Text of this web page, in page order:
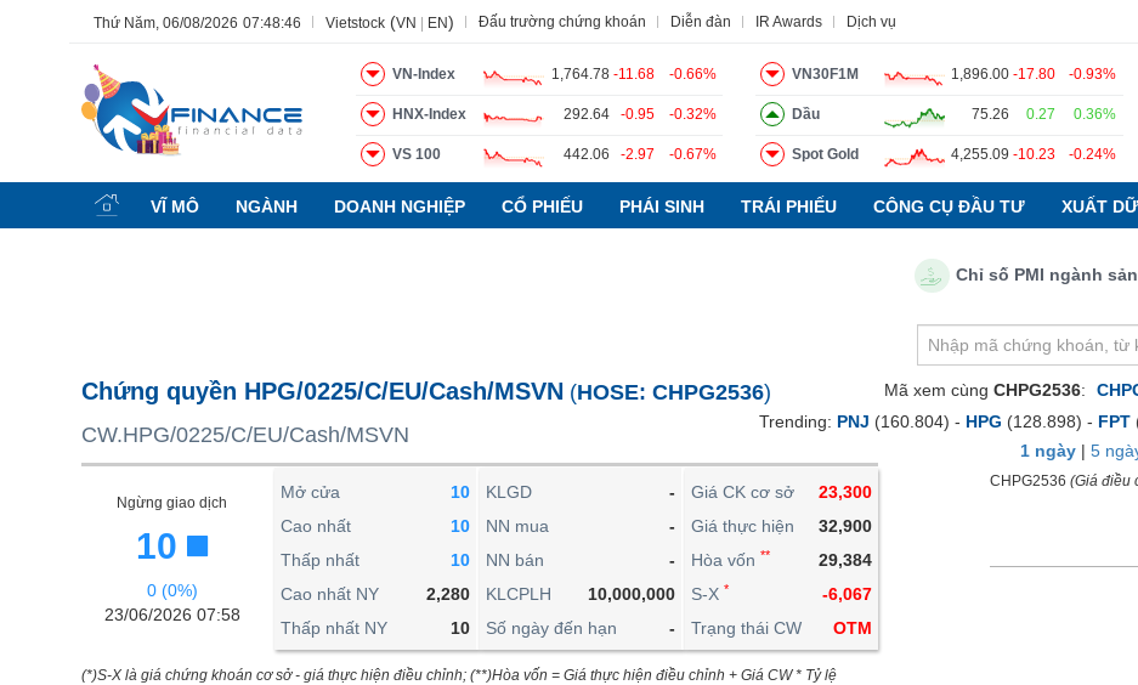
Thứ Năm, 06/08/2026 07:48:47 Vietstock (VN EN) Đấu trường chứng khoán Diễn đàn IR Awards Dịch vụ
VN-Index 1,764.78 -11.68 -0.66%
HNX-Index 292.64 -0.95 -0.32%
VS 100 442.06 -2.97 -0.67%
VN30F1M 1,896.00 -17.80 -0.93%
Dầu 75.26 0.27 0.36%
Spot Gold 4,255.09 -10.23 -0.24%
VĨ MÔ NGÀNH DOANH NGHIỆP CỔ PHIẾU PHÁI SINH TRÁI PHIẾU CÔNG CỤ ĐẦU TƯ XUẤT
Chỉ số PMI ngành sản
Chứng quyền HPG/0225/C/EU/Cash/MSVN (HOSE: CHPG2536)
CW.HPG/0225/C/EU/Cash/MSVN
Ngừng giao dịch
10
0 (0%)
23/06/2026 07:58
Mở cửa
10
Cao nhất
10
Thấp nhất
10
Cao nhất NY
2,280
Thấp nhất NY
10
KLGD
-
NN mua
-
NN bán
-
KLCPLH
10,000,000
Số ngày đến hạn
-
Giá CK cơ sở
23,300
Giá thực hiện
32,900
Hòa vốn **
29,384
S-X *
-6,067
Trạng thái CW
OTM
(*)S-X là giá chứng khoán cơ sở - giá thực hiện điều chỉnh; (**)Hòa vốn = Giá thực hiện điều chỉnh + Giá CW * Tỷ lệ
Mã xem cùng CHPG2536:
Trending: PNJ (160.804) - HPG (128.898) - FPT
1 ngày | 5
CHPG2536 (Giá điều
Tính năng Ngành Mã chứng khoán Lãnh đạo Tin tức Báo cáo phân tích Thuật ngữ Dịch vụ
BẤT ĐỘNG SẢN
TÀI CHÍNH
KINH TẾ
THẾ GIỚI
ĐÔNG DƯƠNG
PHÂN TÍCH
VIETSTOCKFINANCE
PHÁI SINH
TRÁI PHIẾU
CÔNG CỤ ĐẦU TƯ
XUẤT DỮ LIỆU
TIN MỚI